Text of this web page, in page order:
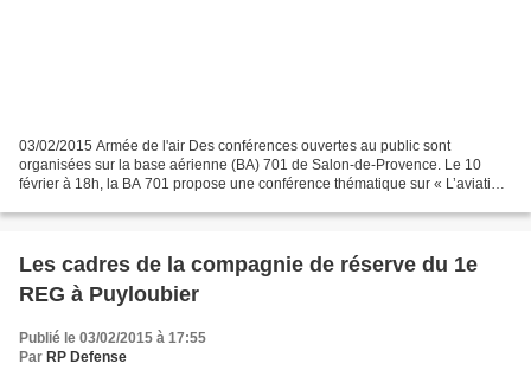
03/02/2015 Armée de l'air Des conférences ouvertes au public sont
organisées sur la base aérienne (BA) 701 de Salon-de-Provence. Le 10
février à 18h, la BA 701 propose une conférence thématique sur « L’aviation
Les cadres de la compagnie de réserve du 1e
REG à Puyloubier
Publié le 03/02/2015 à 17:55
Par RP Defense